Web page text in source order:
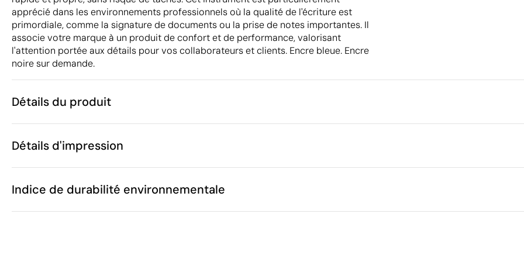
apprécié dans les environnements professionnels où la qualité de l'écriture est
primordiale, comme la signature de documents ou la prise de notes importantes. Il
associe votre marque à un produit de confort et de performance, valorisant
l'attention portée aux détails pour vos collaborateurs et clients. Encre bleue. Encre
noire sur demande.
Détails du produit
Caractéristiques
Code du produit
Poids
15 g
Matière
Plastique
Emballage
Détails d'impression
Indice de durabilité environnementale